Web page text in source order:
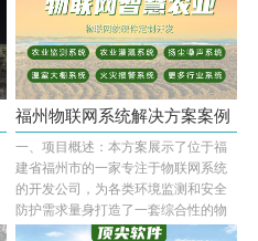
福州物联网系统解决方案案例
展示—···
一、项目概述：本方案展示了位于福
建省福州市的一家专注于物联网系统
的开发公司，为各类环境监测和安全
防护需求量身打造了一套综合性的物
联网系统解决···...